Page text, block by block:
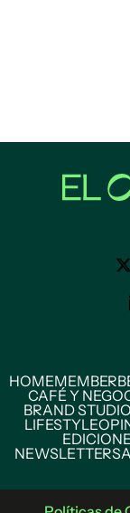
HOMEMEMBER
CAFÉ Y
BRAND STUDIO
LIFESTYLE
NEWSLETTERS